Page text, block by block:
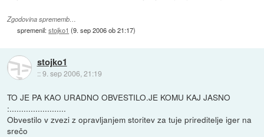
Zgodovina sprememb…
spremenil:stojko1 (9. sep 2006 ob 21:17)
stojko1
::9. sep 2006, 21:19
TO JE PA KAO URADNO OBVESTILO.JE KOMU KAJ JASNO
:........................
Obvestilo v zvezi z opravljanjem storitev za tuje prireditelje iger na
srečo